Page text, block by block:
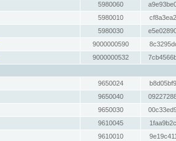
5980060
5980010
5980030
9000000590
9000000532
9650024
9650040
9650030
9610045
9610010